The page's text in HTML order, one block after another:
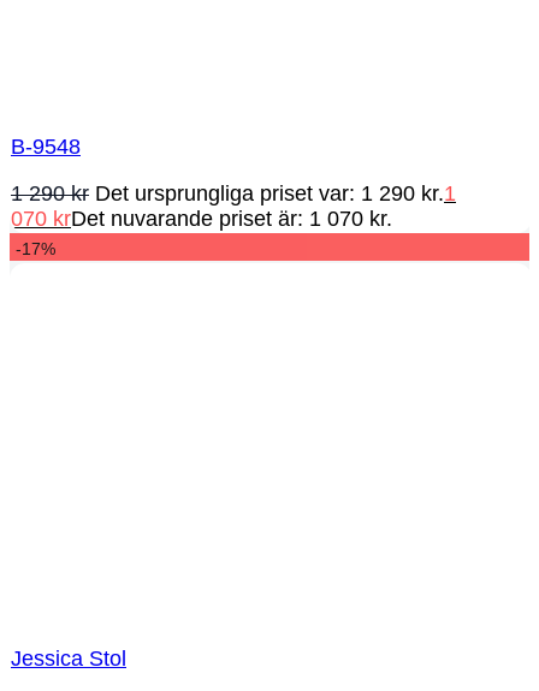
B-9548
1 290kr Det ursprungliga priset var: 1 290 kr.1
070 krDet nuvarande priset är: 1 070 kr.
-17%
Jessica Stol